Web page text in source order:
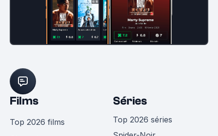
Films
Top 2026 films
Séries
Top 2026 séries